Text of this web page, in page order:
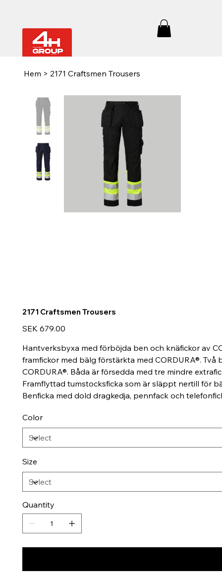
Hem > 2171 Craftsmen Trousers
2171 Craftsmen Trousers
Price
SEK 679.00
Hantverksbyxa med förböjda ben och knäfickor av
framfickor med bälg förstärkta med CORDURA®.
CORDURA®. Båda är försedda med tre mindre
Framflyttad tumstocksficka som är släppt nertill för
Benficka med dold dragkedja, pennfack och
Color
Size
Quantity